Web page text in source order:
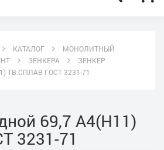
КАТАЛОГ
МОНОЛИТНЫЙ
ЗЕНКЕРА
ЗЕНКЕР
ТВ.СПЛАВ ГОСТ 3231-71
69,7 А4(Н11)
3231-71